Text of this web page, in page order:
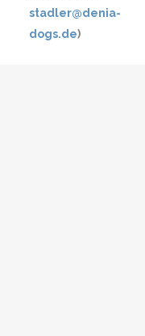
stadler@denia-
dogs.de)